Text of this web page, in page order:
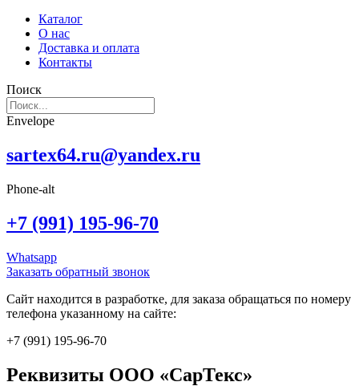
Каталог
О нас
Доставка и оплата
Контакты
Поиск
Envelope
sartex64.ru@yandex.ru
Phone-alt
+7 (991) 195-96-70
Whatsapp
Заказать обратный звонок
Сайт находится в разработке, для заказа обращаться по номеру
телефона указанному на сайте:
+7 (991) 195-96-70
Реквизиты ООО «СарТекс»